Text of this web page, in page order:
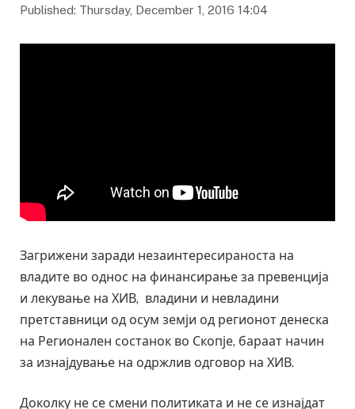
Published: Thursday, December 1, 2016 14:04
Загрижени заради незаинтересираноста на
владите во однос на финансирање за превенција
и лекување на ХИВ, владини и невладини
претставници од осум земји од регионот денеска
на Регионален состанок во Скопје, бараат начин
за изнајдување на одржлив одговор на ХИВ.
Доколку не се смени политиката и не се изнајдат